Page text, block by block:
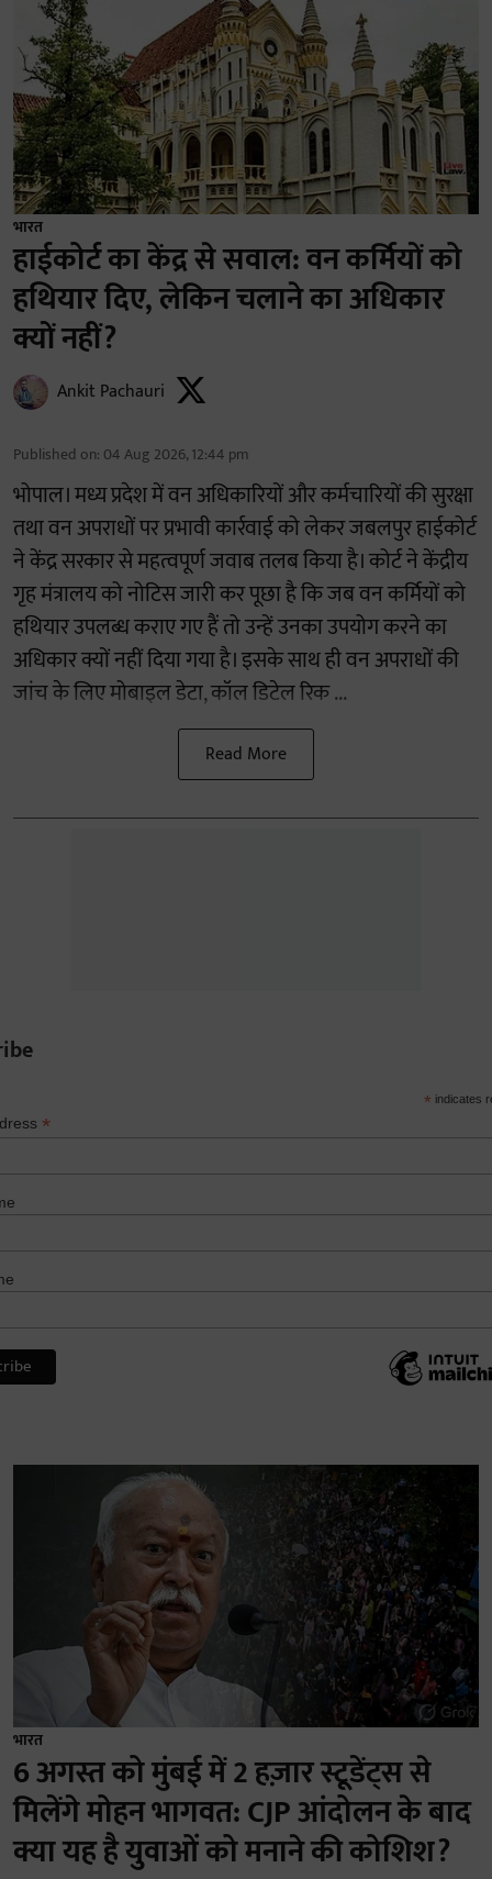
भारत
हाईकोर्ट का केंद्र से सवाल: वन कर्मियों को
हथियार दिए, लेकिन चलाने का अधिकार
क्यों नहीं?
Ankit Pachauri
Published on: 04 Aug 2026, 12:44 pm
भोपाल। मध्य प्रदेश में वन अधिकारियों और कर्मचारियों की सुरक्षा
तथा वन अपराधों पर प्रभावी कार्रवाई को लेकर जबलपुर हाईकोर्ट
ने केंद्र सरकार से महत्वपूर्ण जवाब तलब किया है। कोर्ट ने केंद्रीय
गृह मंत्रालय को नोटिस जारी कर पूछा है कि जब वन कर्मियों को
हथियार उपलब्ध कराए गए हैं तो उन्हें उनका उपयोग करने का
अधिकार क्यों नहीं दिया गया है। इसके साथ ही वन अपराधों की
जांच के लिए मोबाइल डेटा, कॉल डिटेल रिक ...
Read More
* indicates
*
भारत
6 अगस्त को मुंबई में 2 हज़ार स्टूडेंट्स से
मिलेंगे मोहन भागवत: CJP आंदोलन के बाद
क्या यह है युवाओं को मनाने की कोशिश?